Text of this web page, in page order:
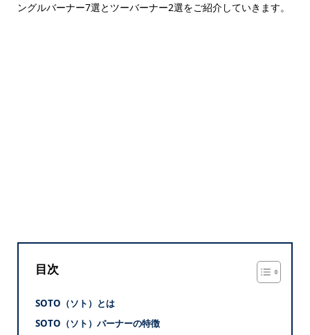
ングルバーナー7選とツーバーナー2選をご紹介していきます。
目次
SOTO（ソト）とは
SOTO（ソト）バーナーの特徴